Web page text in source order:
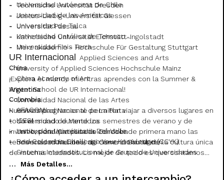
- Technische Universität Dresden
- Justus-Liebig-Universität Giessen
- Universität Passau
- Katholische Universität Eichstätt-Ingolstadt
- Merz akademie - Hochschule Für Gestaltung Stuttgart
- Hawk University of Applied Sciences and Arts
- University of Applied Sciences Hochschule Mainz
Argentina
- Universidad Nacional de las Artes
- Universidad Nacional de La Plata
- Universidad de Mendoza
- Universidad Católica de Córdoba
- Universidad Nacional de General San Martín
Austria
- Upper Austria University of Applied Sciences
- Universidad Autónoma de Chile
- Universidad de las Américas
- Universidad de Talca
- Universidad Católica de Temuco
- Universidad Finis Terra
China
- China Academy of Art
Colombia
- AFACOM
- ICESI
- Institución Universitaria Del Valle
- Red Colombia Challenge Your Knowledge (CCYK)
- Sistema Interinstitucional de Grupo de Universidades
- Encaminado a la Movilidad Estudiantil Sigueme
- Universidad Autónoma de Bucaramanga
UR Internacional
¡Explora el mundo mientras aprendes con la Summer &
Winter School de UR Internacional!
Nuestros programas te permiten viajar a diversos lugares en
todo el mundo durante los semestres de verano y de
invierno, para que puedas conocer de primera mano las
tendencias mundiales, así como disfrutar de la cultura única
de muchas ciudades. Lo mejor de todo es que contamos
con becas, intercambios virtuales y otros programas
diseñados para ayudarte a forjar tu propio camino. ¡Anímate
… Más Detalles...